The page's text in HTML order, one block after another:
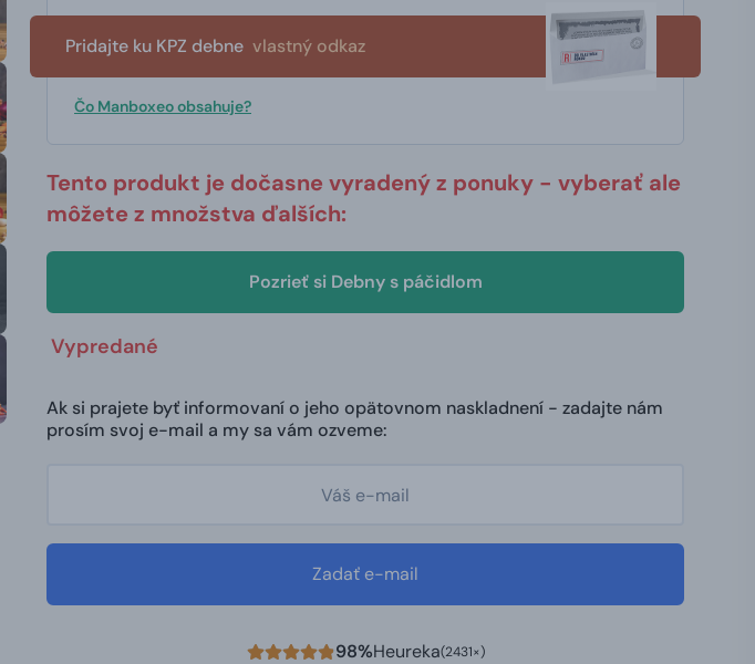
Pridajte ku KPZ debne vlastný odkaz
Čo Manboxeo obsahuje?
Tento produkt je dočasne vyradený z ponuky - vyberať ale
môžete z množstva ďalších:
Pozrieť si Debny s páčidlom
Vypredané
Ak si prajete byť informovaní o jeho opätovnom naskladnení - zadajte nám
prosím svoj e-mail a my sa vám ozveme:
Zadať e-mail
98%Heureka(2431×)